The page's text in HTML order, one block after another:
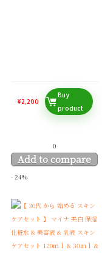
¥2,200
Buy
product
0
Add to compare
- 24%